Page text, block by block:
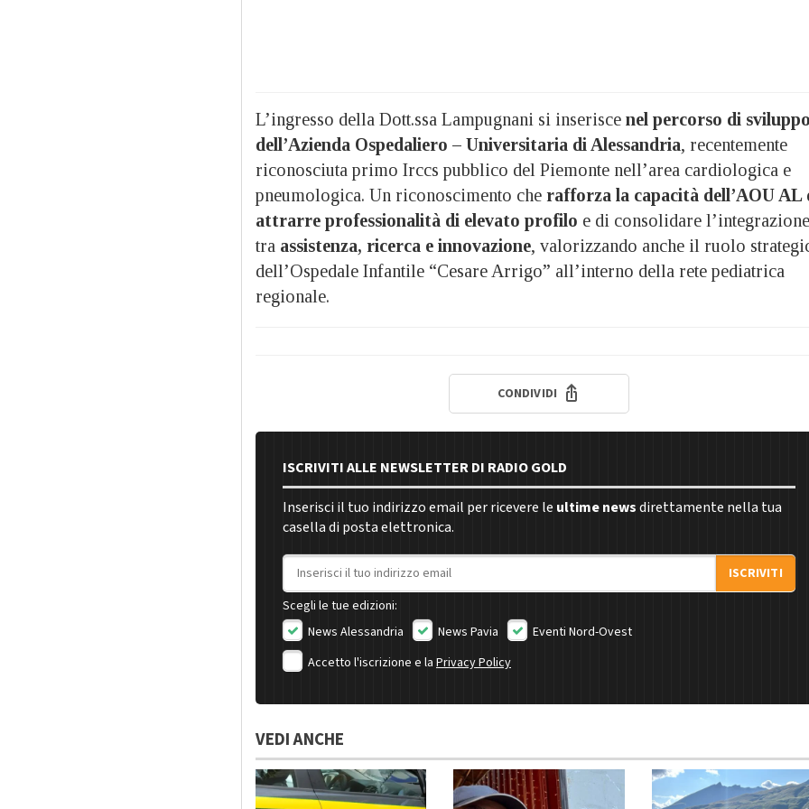
L’ingresso della Dott.ssa Lampugnani si inserisce nel percorso di sviluppo
dell’Azienda Ospedaliero – Universitaria di Alessandria, recentemente
riconosciuta primo Irccs pubblico del Piemonte nell’area cardiologica e
pneumologica. Un riconoscimento che rafforza la capacità dell’AOU AL
attrarre professionalità di elevato profilo e di consolidare l’integrazione
tra assistenza, ricerca e innovazione, valorizzando anche il ruolo
dell’Ospedale Infantile “Cesare Arrigo” all’interno della rete pediatrica
regionale.
CONDIVIDI
ISCRIVITI ALLE NEWSLETTER DI RADIO GOLD
Inserisci il tuo indirizzo email per ricevere le ultime newsdirettamente nella tua
casella di posta elettronica.
Indirizzo email
ISCRIVITI
Scegli le tue edizioni:
News Alessandria
News Pavia
Eventi Nord-Ovest
Accetto l'iscrizione e la Privacy Policy
VEDI ANCHE